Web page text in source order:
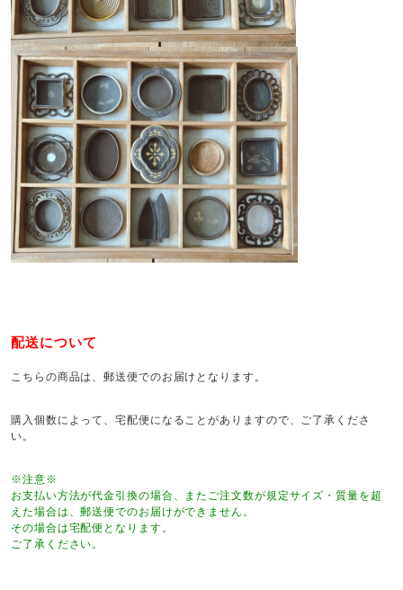
配送について
こちらの商品は、郵送便でのお届けとなります。
購入個数によって、宅配便になることがありますので、ご了承くださ
い。
※注意※
お支払い方法が代金引換の場合、またご注文数が規定サイズ・質量を超
えた場合は、郵送便でのお届けができません。
その場合は宅配便となります。
ご了承ください。